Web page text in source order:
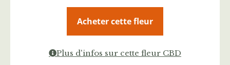
Acheter cette fleur
Plus d'infos sur cette fleur CBD